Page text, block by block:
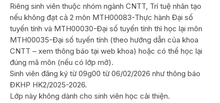
Riêng sinh viên thuộc nhóm ngành CNTT, Trí tuệ nhân tạo
nếu không đạt cả 2 môn MTH00083-Thực hành Đại số
tuyến tính và MTH00030-Đại số tuyến tính thì học lại môn
MTH00035-Đại số tuyến tính (theo hướng dẫn của khoa
CNTT – xem thông báo tại web khoa) hoặc có thể học lại
đúng mã môn (nếu có lớp mở).
Sinh viên đăng ký từ 09g00 từ 06/02/2026 như thông báo
ĐKHP HK2/2025-2026.
Lớp này không dành cho sinh viên học cải thiện.